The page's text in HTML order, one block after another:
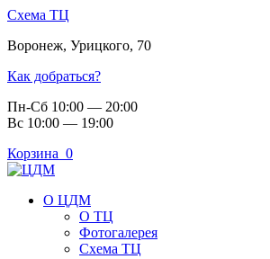
Схема ТЦ
Воронеж, Урицкого, 70
Как добраться?
Пн-Сб 10:00 — 20:00
Вс 10:00 — 19:00
Корзина 0
О ЦДМ
О ТЦ
Фотогалерея
Схема ТЦ